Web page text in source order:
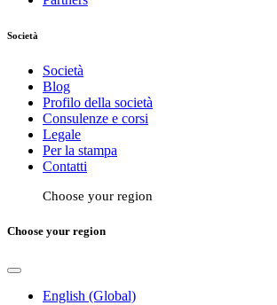
Società
Società
Blog
Profilo della società
Consulenze e corsi
Legale
Per la stampa
Contatti
Choose your region
Choose your region
English (Global)